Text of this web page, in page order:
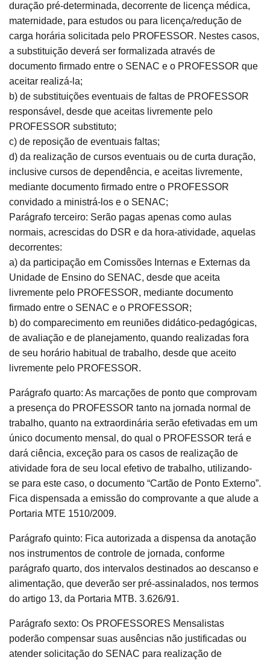
duração pré-determinada, decorrente de licença médica,
maternidade, para estudos ou para licença/redução de
carga horária solicitada pelo PROFESSOR. Nestes casos,
a substituição deverá ser formalizada através de
documento firmado entre o SENAC e o PROFESSOR que
aceitar realizá-la;
b) de substituições eventuais de faltas de PROFESSOR
responsável, desde que aceitas livremente pelo
PROFESSOR substituto;
c) de reposição de eventuais faltas;
d) da realização de cursos eventuais ou de curta duração,
inclusive cursos de dependência, e aceitas livremente,
mediante documento firmado entre o PROFESSOR
convidado a ministrá-los e o SENAC;
Parágrafo terceiro: Serão pagas apenas como aulas
normais, acrescidas do DSR e da hora-atividade, aquelas
decorrentes:
a) da participação em Comissões Internas e Externas da
Unidade de Ensino do SENAC, desde que aceita
livremente pelo PROFESSOR, mediante documento
firmado entre o SENAC e o PROFESSOR;
b) do comparecimento em reuniões didático-pedagógicas,
de avaliação e de planejamento, quando realizadas fora
de seu horário habitual de trabalho, desde que aceito
livremente pelo PROFESSOR.
Parágrafo quarto: As marcações de ponto que comprovam
a presença do PROFESSOR tanto na jornada normal de
trabalho, quanto na extraordinária serão efetivadas em um
único documento mensal, do qual o PROFESSOR terá e
dará ciência, exceção para os casos de realização de
atividade fora de seu local efetivo de trabalho, utilizando-
se para este caso, o documento “Cartão de Ponto Externo”.
Fica dispensada a emissão do comprovante a que alude a
Portaria MTE 1510/2009.
Parágrafo quinto: Fica autorizada a dispensa da anotação
nos instrumentos de controle de jornada, conforme
parágrafo quarto, dos intervalos destinados ao descanso e
alimentação, que deverão ser pré-assinalados, nos termos
do artigo 13, da Portaria MTB. 3.626/91.
Parágrafo sexto: Os PROFESSORES Mensalistas
poderão compensar suas ausências não justificadas ou
atender solicitação do SENAC para realização de